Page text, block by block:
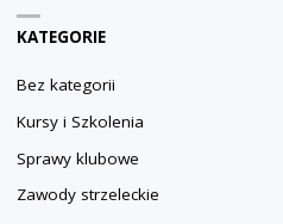
KATEGORIE
Bez kategorii
Kursy i Szkolenia
Sprawy klubowe
Zawody strzeleckie